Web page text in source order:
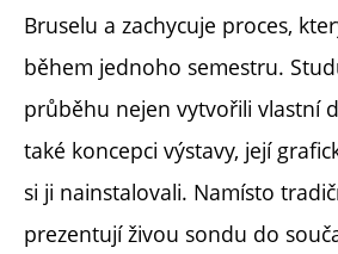
Bruselu a zachycuje proces,
během jednoho semestru.
průběhu nejen vytvořili vlastní
také koncepci výstavy, její
si ji nainstalovali. Namísto
prezentují živou sondu do